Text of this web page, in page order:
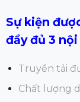
Sự kiện
đầy đủ 3
Truyền tải
Chất lượng